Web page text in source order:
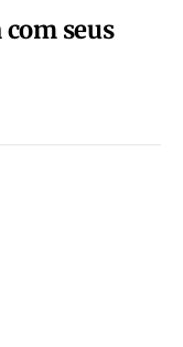
seus